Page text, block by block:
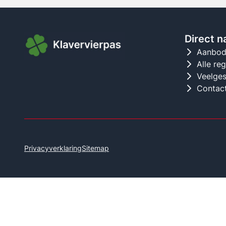
Direct
Aanbod
Alle
PrivacyverklaringSitemap